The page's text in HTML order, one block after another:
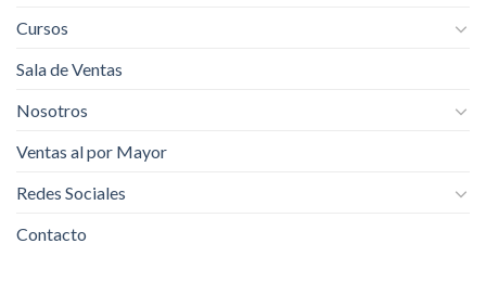
Cursos
Sala de Ventas
Nosotros
Ventas al por Mayor
Redes Sociales
Contacto